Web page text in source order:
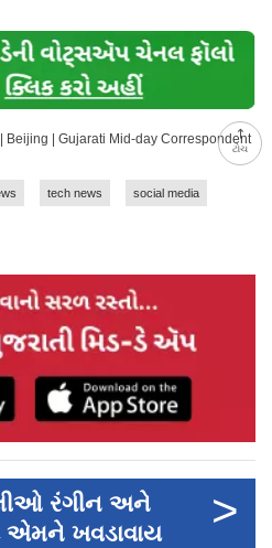
ટોચ
Beijing | Gujarati Mid-day Correspondent
tech news social media
રંગીન અને
એમને ખવડાવાય
>